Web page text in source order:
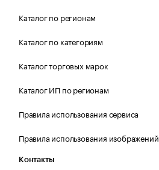
Каталог по регионам
Каталог по категориям
Каталог торговых марок
Каталог ИП по регионам
Правила использования сервиса
Правила использования изображений
Контакты